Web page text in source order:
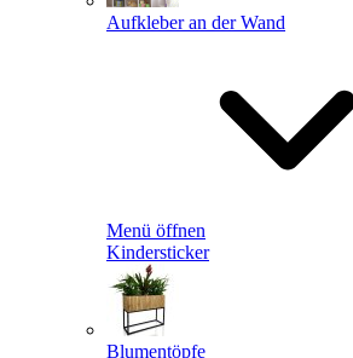
Aufkleber an der Wand
Menü öffnen
Kindersticker
Blumentöpfe